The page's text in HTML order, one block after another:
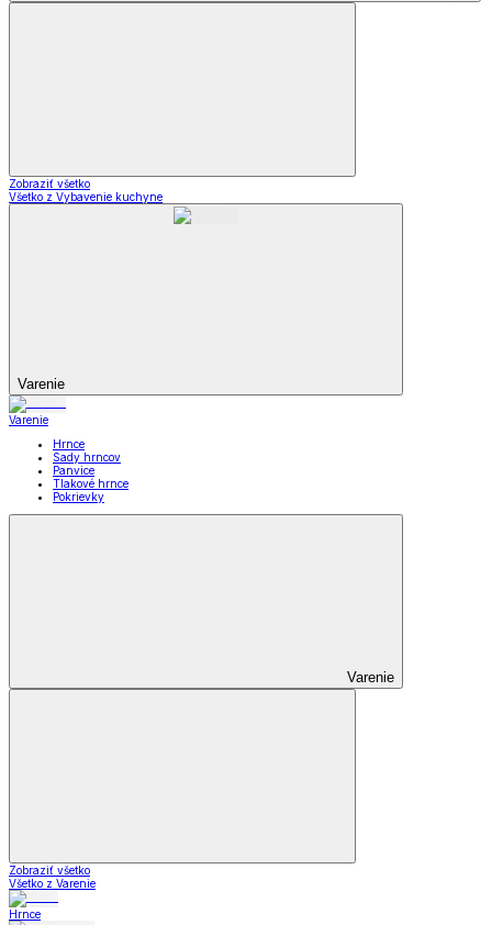
Zobraziť všetko
Všetko z Vybavenie kuchyne
Varenie
Varenie
Hrnce
Sady hrncov
Panvice
Tlakové hrnce
Pokrievky
Varenie
Zobraziť všetko
Všetko z Varenie
Hrnce